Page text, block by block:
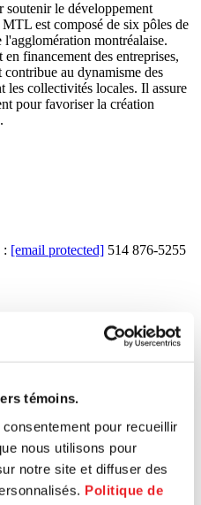
témoins.
pour recueillir
nous utilisons pour
notre site et diffuser des
Politique de
le développement
est composé de six pôles de
montréalaise.
financement des entreprises,
au dynamisme des
les collectivités locales. Il assure
pour favoriser la création
: [email protected] 514 876-5255
parcours. Gagnez du temps
à vos besoins